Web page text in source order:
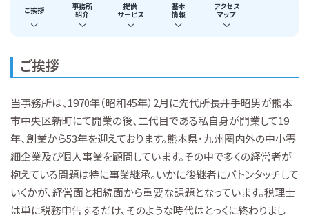
ご挨拶
事務所
紹介
提供
サービス
基本
情報
アクセス
マップ
ご挨拶
当事務所は、1970年（昭和45年）2月に先代所長井手昭男が熊本
市中央区新町にて開業の後、二代目である私自身が開業して19
年、創業から53年を迎えております。熊本県・九州圏内外の中小零
細企業及び個人事業を顧問しています。その中で多くの経営者が
抱えている問題は特に事業継承。いかに後継者にバトンタッチして
いくかが、経営面と相続面から重要な課題となっています。税理士
は単に税務申告するだけ、そのような時代はとっくに終わりまし